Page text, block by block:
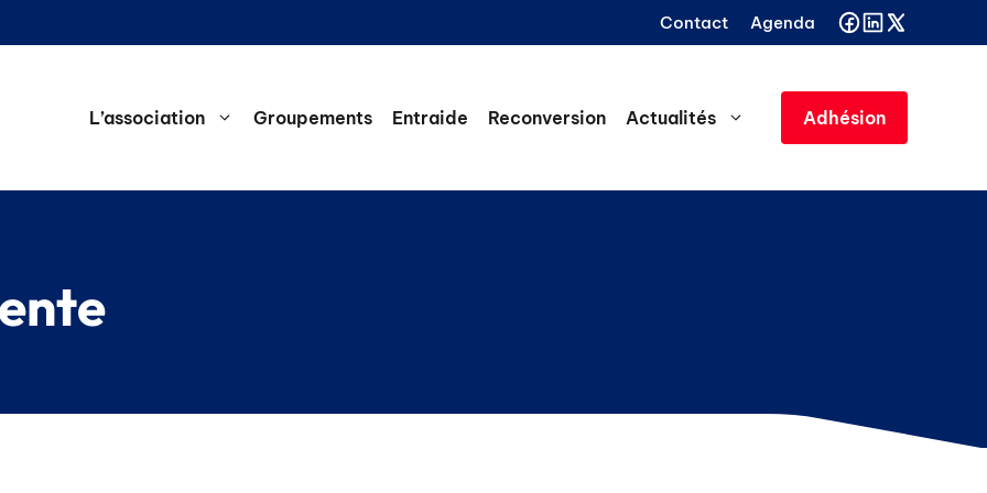
Contact Agenda
L’association Groupements Entraide Reconversion Actualités Adhésion